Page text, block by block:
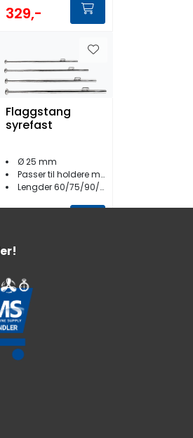
329,-
Flaggstang
syrefast
Ø 25 mm
Passer til holdere med settskrue
Lengder 60/75/90/120 cm
Flaggstangholde
r vinklet